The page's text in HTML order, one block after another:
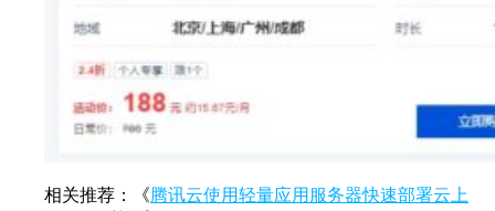
相关推荐：《腾讯云使用轻量应用服务器快速部署云上